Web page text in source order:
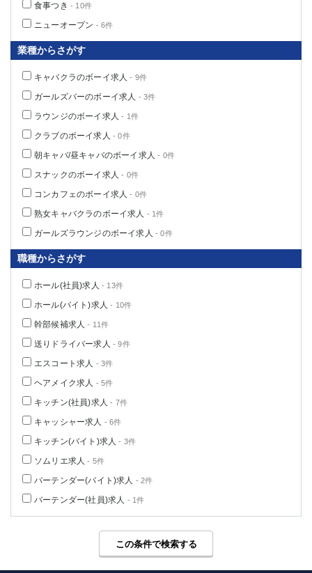
食事つき - 10件
ニューオープン - 6件
業種からさがす
キャバクラのボーイ求人 - 9件
ガールズバーのボーイ求人 - 3件
ラウンジのボーイ求人 - 1件
クラブのボーイ求人 - 0件
朝キャバ/昼キャバのボーイ求人 - 0件
スナックのボーイ求人 - 0件
コンカフェのボーイ求人 - 0件
熟女キャバクラのボーイ求人 - 1件
ガールズラウンジのボーイ求人 - 0件
職種からさがす
ホール(社員)求人 - 13件
ホール(バイト)求人 - 10件
幹部候補求人 - 11件
送りドライバー求人 - 9件
エスコート求人 - 3件
ヘアメイク求人 - 5件
キッチン(社員)求人 - 7件
キャッシャー求人 - 6件
キッチン(バイト)求人 - 3件
ソムリエ求人 - 5件
バーテンダー(バイト)求人 - 2件
バーテンダー(社員)求人 - 1件
この条件で検索する